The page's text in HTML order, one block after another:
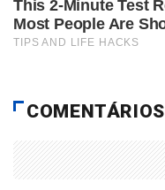
COMENTÁRIOS